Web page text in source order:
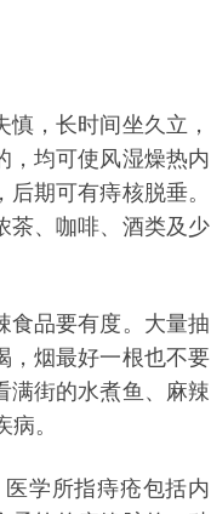
，长时间坐久立，
，均可使风湿燥热内
期可有痔核脱垂。
茶、咖啡、酒类及少
食品要有度。大量抽
，烟最好一根也不要
满街的水煮鱼、麻辣
。
学所指痔疮包括内